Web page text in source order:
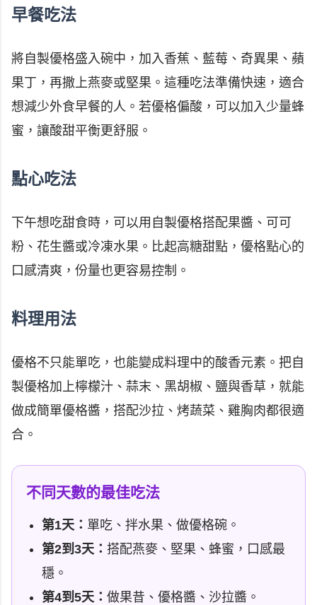
早餐吃法
將自製優格盛入碗中，加入香蕉、藍莓、奇異果、蘋
果丁，再撒上燕麥或堅果。這種吃法準備快速，適合
想減少外食早餐的人。若優格偏酸，可以加入少量蜂
蜜，讓酸甜平衡更舒服。
點心吃法
下午想吃甜食時，可以用自製優格搭配果醬、可可
粉、花生醬或冷凍水果。比起高糖甜點，優格點心的
口感清爽，份量也更容易控制。
料理用法
優格不只能單吃，也能變成料理中的酸香元素。把自
製優格加上檸檬汁、蒜末、黑胡椒、鹽與香草，就能
做成簡單優格醬，搭配沙拉、烤蔬菜、雞胸肉都很適
合。
不同天數的最佳吃法
第1天： 單吃、拌水果、做優格碗。
第2到3天： 搭配燕麥、堅果、蜂蜜，口感最
穩。
第4到5天： 做果昔、優格醬、沙拉醬。